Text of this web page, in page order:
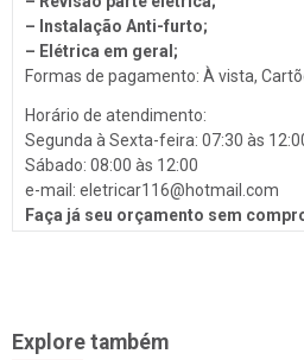
Vistorias
Surdinas
Bombas Injetoras
Gás Veicular
– Instalação Anti-furto;
– Elétrica em geral;
Formas de pagamento: À vista,
Horário de atendimento:
Segunda à Sexta-feira: 07:30 às
Sábado: 08:00 às 12:00
e-mail: eletricar116@hotmail. com
Faça já seu orçamento sem
Explore também